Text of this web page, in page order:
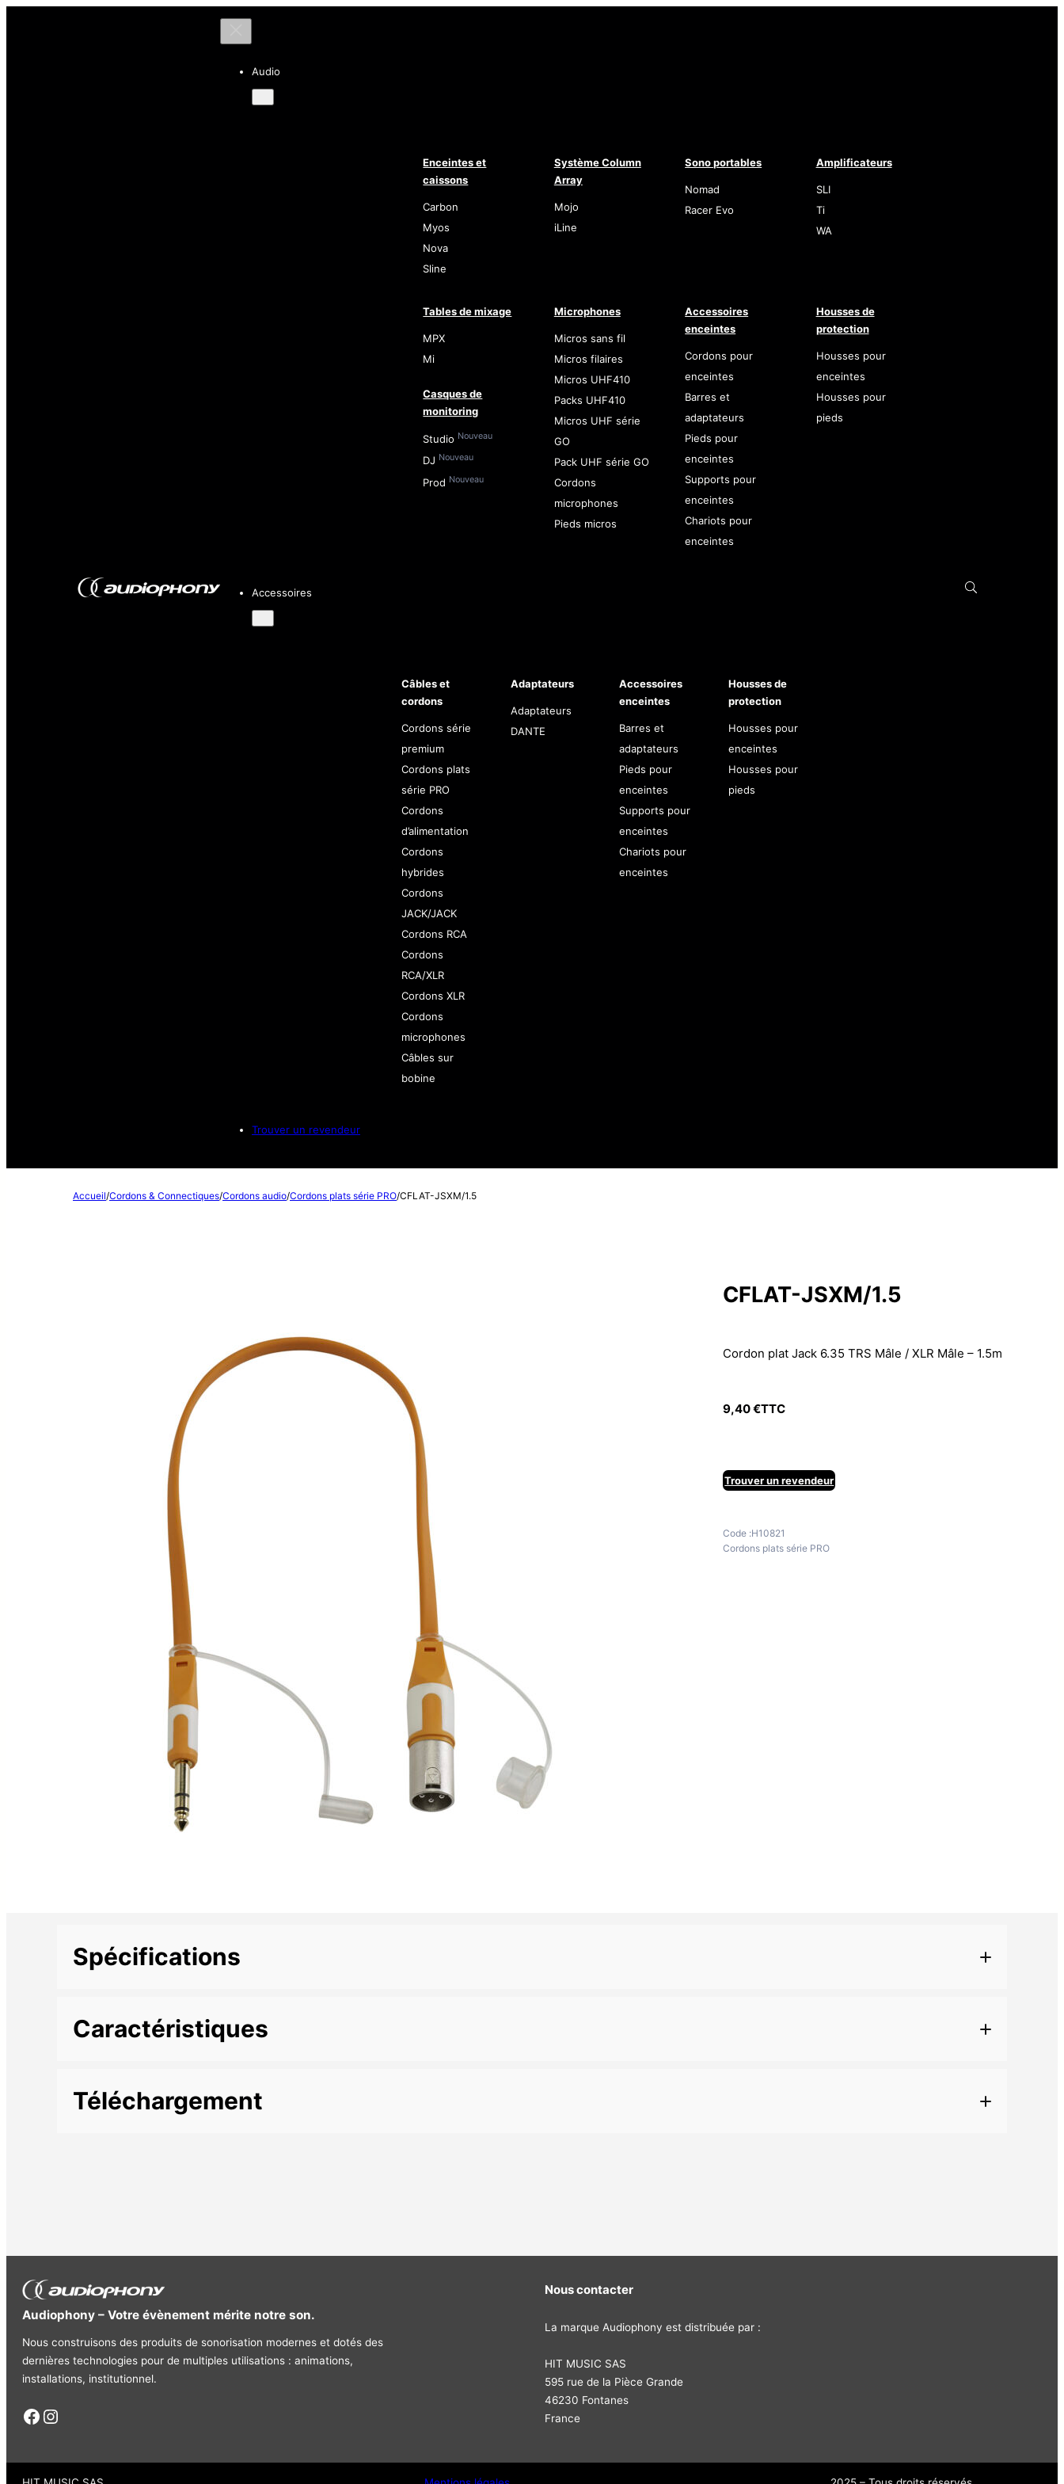
Audio
Enceintes et
caissons
Carbon
Myos
Nova
Sline
Système Column
Array
Mojo
iLine
Sono portables
Nomad
Racer Evo
Amplificateurs
SLI
Ti
WA
Tables de mixage
MPX
Mi
Casques de
monitoring
Studio Nouveau
DJ Nouveau
Prod Nouveau
Microphones
Micros sans fil
Micros filaires
Micros UHF410
Packs UHF410
Micros UHF série
GO
Pack UHF série GO
Cordons
microphones
Pieds micros
Accessoires
enceintes
Cordons pour
enceintes
Barres et
adaptateurs
Pieds pour
enceintes
Supports pour
enceintes
Chariots pour
enceintes
Housses de
protection
Housses pour
enceintes
Housses pour
pieds
Accessoires
Câbles et
cordons
Cordons série
premium
Cordons plats
série PRO
Cordons
d’alimentation
Cordons
hybrides
Cordons
JACK/JACK
Cordons RCA
Cordons
RCA/XLR
Cordons XLR
Cordons
microphones
Câbles sur
bobine
Adaptateurs
Adaptateurs
DANTE
Accessoires
enceintes
Barres et
adaptateurs
Pieds pour
enceintes
Supports pour
enceintes
Chariots pour
enceintes
Housses de
protection
Housses pour
enceintes
Housses pour
pieds
Trouver un revendeur
Accueil/Cordons & Connectiques/Cordons audio/Cordons plats série PRO/CFLAT-JSXM/1.5
CFLAT-JSXM/1.5
Cordon plat Jack 6.35 TRS Mâle / XLR Mâle – 1.5m
9,40€TTC
Trouver un revendeur
Code :H10821
Cordons plats série PRO
Spécifications
Caractéristiques
Téléchargement
Audiophony – Votre évènement mérite notre son.
Nous construisons des produits de sonorisation modernes et dotés des
dernières technologies pour de multiples utilisations : animations,
installations, institutionnel.
Facebook Instagram
Nous contacter
La marque Audiophony est distribuée par :
HIT MUSIC SAS
595 rue de la Pièce Grande
46230 Fontanes
France